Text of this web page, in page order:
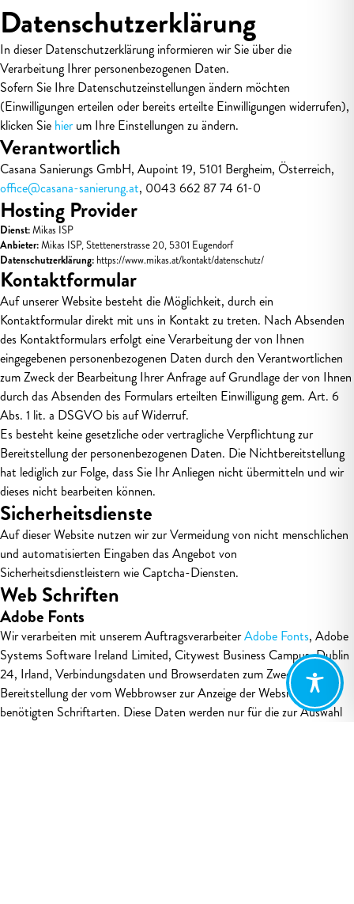
Datenschutzerklärung
In dieser Datenschutzerklärung informieren wir Sie über die
Verarbeitung Ihrer personenbezogenen Daten.
Sofern Sie Ihre Datenschutzeinstellungen ändern möchten
(Einwilligungen erteilen oder bereits erteilte Einwilligungen widerrufen),
klicken Sie hierum Ihre Einstellungen zu ändern.
Verantwortlich
Casana Sanierungs GmbH, Aupoint 19, 5101 Bergheim, Österreich,
office@casana-sanierung.at, 0043 662 87 74 61-0
Hosting Provider
Dienst:Mikas ISP
Anbieter:Mikas ISP, Stettenerstrasse 20, 5301 Eugendorf
Datenschutzerklärung: https://www.mikas.at/kontakt/datenschutz/
Kontaktformular
Auf unserer Website besteht die Möglichkeit, durch ein
Kontaktformular direkt mit uns in Kontakt zu treten. Nach Absenden
des Kontaktformulars erfolgt eine Verarbeitung der von Ihnen
eingegebenen personenbezogenen Daten durch den Verantwortlichen
zum Zweck der Bearbeitung Ihrer Anfrage auf Grundlage der von Ihnen
durch das Absenden des Formulars erteilten Einwilligung gem. Art. 6
Abs. 1 lit. a DSGVO bis auf Widerruf.
Es besteht keine gesetzliche oder vertragliche Verpflichtung zur
Bereitstellung der personenbezogenen Daten. Die Nichtbereitstellung
hat lediglich zur Folge, dass Sie Ihr Anliegen nicht übermitteln und wir
dieses nicht bearbeiten können.
Sicherheitsdienste
Auf dieser Website nutzen wir zur Vermeidung von nicht menschlichen
und automatisierten Eingaben das Angebot von
Sicherheitsdienstleistern wie Captcha-Diensten.
Web Schriften
Adobe Fonts
Wir verarbeiten mit unserem AuftragsverarbeiterAdobe Fonts, Adobe
Systems Software Ireland Limited, Citywest Business Campus, Dublin
24, Irland, Verbindungsdaten und Browserdaten zum Zweck der
Bereitstellung der vom Webbrowser zur Anzeige der Website
benötigten Schriftarten. Diese Daten werden nur für die zur Auswahl